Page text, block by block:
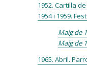
1952. Cartilla
1954 i 1959.
Maig de
Maig de
1965. Abril.